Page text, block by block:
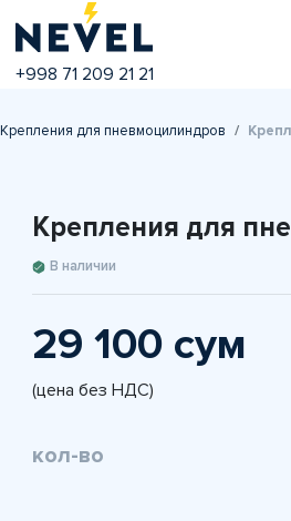
+998 71 209 21 21
Крепления для пневмоцилиндров
Крепления для
В наличии
29 100 сум
(цена без НДС)
кол-во